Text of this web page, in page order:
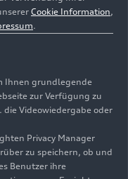
bis zum
1939 die
Welt. Heute
Rennwagen
der Avus in
–
Cookie Information,
.
Ihnen grundlegende
zur Verfügung zu
Videowiedergabe oder
Privacy Manager
zu speichern, ob und
Benutzer ihre